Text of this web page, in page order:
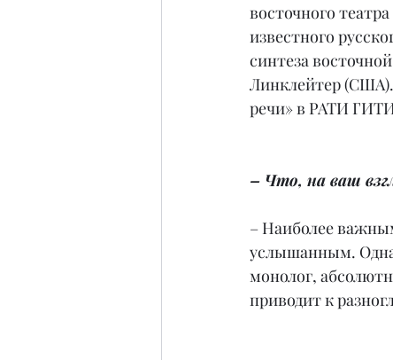
восточного
известного
синтеза
Линклейтер (США).
речи» в РАТИ
– Что, на ваш
– Наиболее
услышанным.
монолог,
приводит к